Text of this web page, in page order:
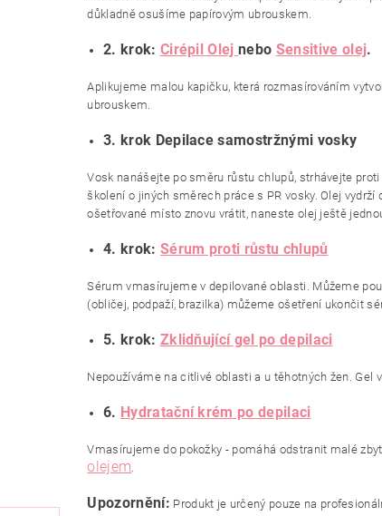
důkladně osušíme papírovým ubrouskem.
2. krok: Cirépil Olejnebo Sensitive olej.
Aplikujeme malou kapičku, která rozmasírováním
ubrouskem.
3. krok Depilace samostržnými vosky
Vosk nanášejte po směru růstu chlupů, strhávejte
školení o jiných směrech práce s PR vosky. Olej
ošetřované místo znovu vrátit, naneste olej ještě
4. krok: Sérum proti růstu chlupů
Sérum vmasírujeme v depilované oblasti. Můžeme
(obličej, podpaží, brazilka) můžeme ošetření ukončit
5. krok: Zklidňující gel po depilaci
Nepoužíváme na citlivé oblasti a u těhotných žen. Gel
6. Hydratační krém po depilaci
Vmasírujeme do pokožky - pomáhá odstranit malé
olejem.
Upozornění: Produkt je určený pouze na